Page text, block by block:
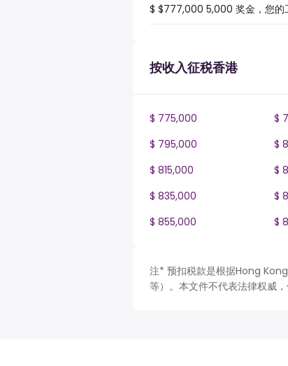
$ $777,000 5,000 奖金，您的
按收入征税香港
$ 775,000 $
$ 795,000
$
$ 815,000
$
$ 835,000
$
$ 855,000
$
注* 预扣税款是根据Hong
等）。本文件不代表法律权威，